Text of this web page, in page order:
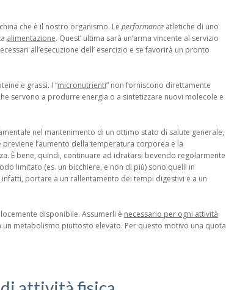
che è il nostro organismo. Le performance atletiche di uno
alimentazione. Quest’ ultima sarà un’arma vincente al servizio
all’esecuzione dell’ esercizio e se favorirà un pronto
e grassi. I “micronutrienti” non forniscono direttamente
servono a produrre energia o a sintetizzare nuovi molecole e
nel mantenimento di un ottimo stato di salute generale,
l’aumento della temperatura corporea e la
È bene, quindi, continuare ad idratarsi bevendo regolarmente
limitato (es. un bicchiere, e non di più) sono quelli in
portare a un rallentamento dei tempi digestivi e a un
disponibile. Assumerli è necessario per ogni attività
un metabolismo piuttosto elevato. Per questo motivo una quota